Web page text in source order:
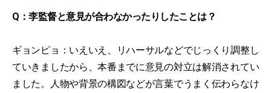
Q：李監督と意見が合わなかったりしたことは？
ギョンピョ：いえいえ、リハーサルなどでじっくり調整し
ていきましたから、本番までに意見の対立は解消されてい
ました。人物や背景の構図などが言葉でうまく伝わらなけ